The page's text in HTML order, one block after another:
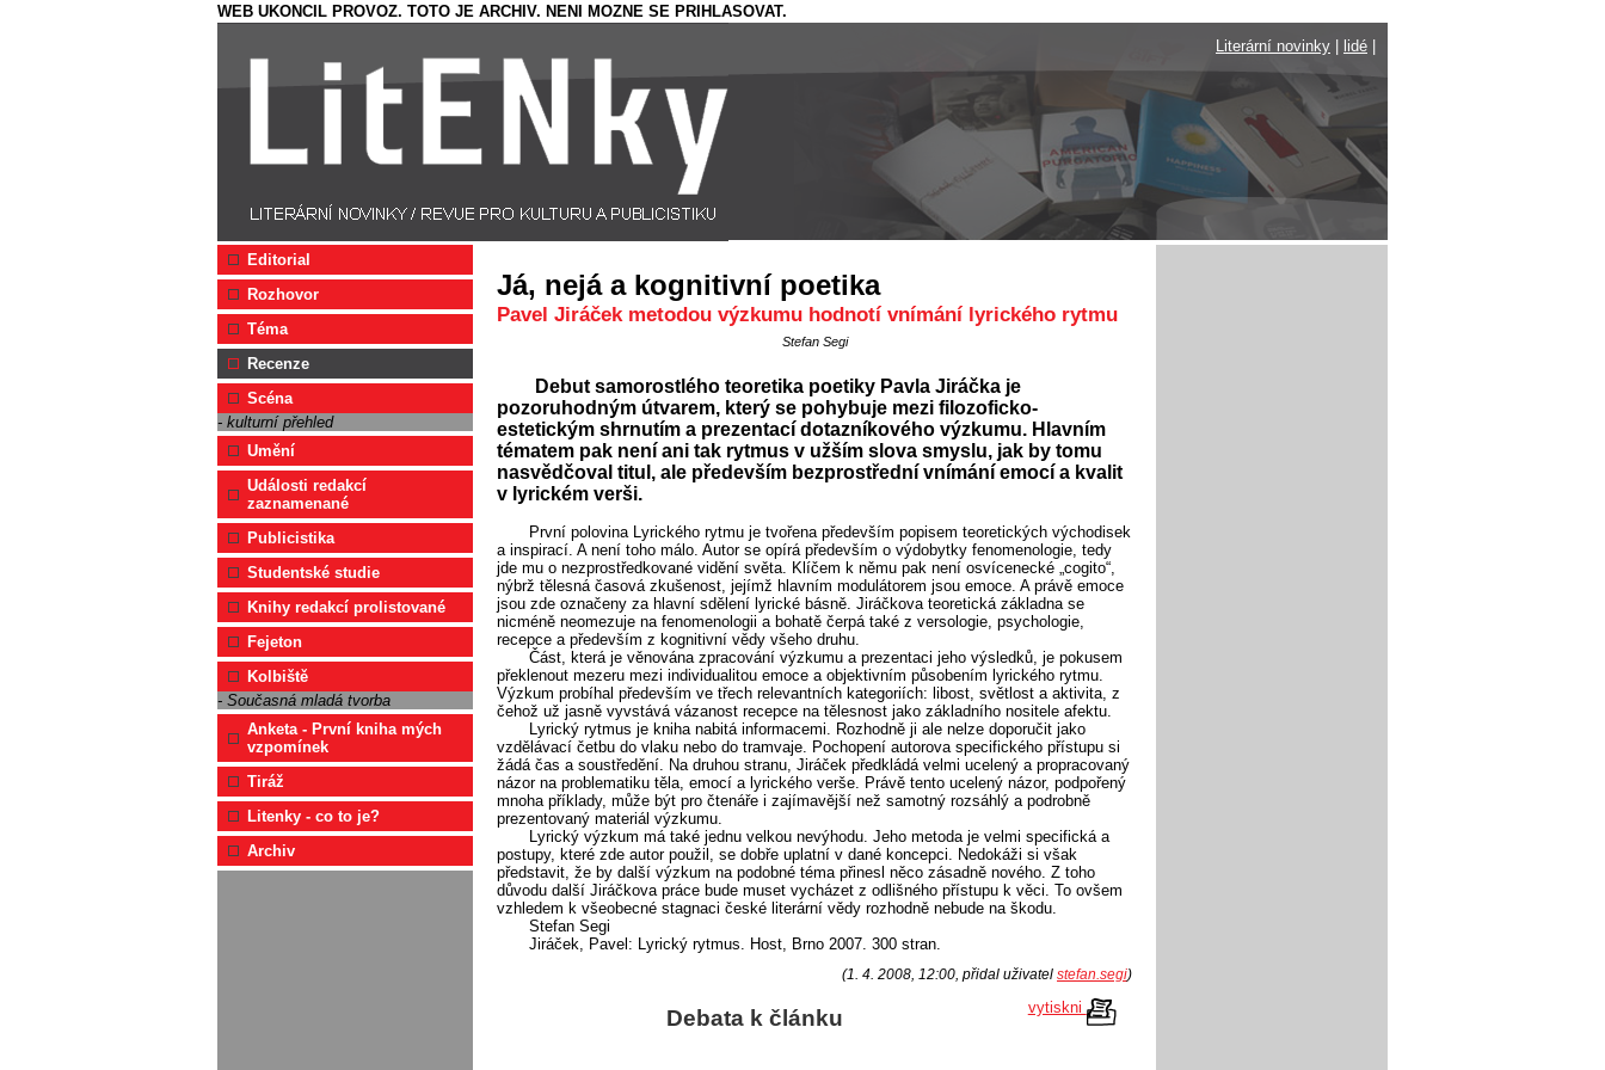
WEB UKONCIL PROVOZ. TOTO JE ARCHIV. NENI MOZNE SE PRIHLASOVAT.
Literární novinky
lidé
Editorial
Rozhovor
Téma
Recenze
Scéna
- kulturní přehled
Umění
Události redakcí
zaznamenané
Publicistika
Studentské studie
Knihy redakcí prolistované
Fejeton
Kolbiště
- Současná mladá tvorba
Anketa - První kniha mých
vzpomínek
Tiráž
Litenky - co to je?
Archiv
Já, nejá a kognitivní poetika
Pavel Jiráček metodou výzkumu hodnotí vnímání lyrického rytmu
Stefan Segi
Debut samorostlého teoretika poetiky Pavla Jiráčka je
pozoruhodným útvarem, který se pohybuje mezi filozoficko-
estetickým shrnutím a prezentací dotazníkového výzkumu. Hlavním
tématem pak není ani tak rytmus v užším slova smyslu, jak by tomu
nasvědčoval titul, ale především bezprostřední vnímání emocí a kvalit
v lyrickém verši.
První polovina Lyrického rytmu je tvořena především popisem teoretických východisek
a inspirací. A není toho málo. Autor se opírá především o výdobytky fenomenologie, tedy
jde mu o nezprostředkované vidění světa. Klíčem k němu pak není osvícenecké „cogito“,
nýbrž tělesná časová zkušenost, jejímž hlavním modulátorem jsou emoce. A právě emoce
jsou zde označeny za hlavní sdělení lyrické básně. Jiráčkova teoretická základna se
nicméně neomezuje na fenomenologii a bohatě čerpá také z versologie, psychologie,
recepce a především z kognitivní vědy všeho druhu.
Část, která je věnována zpracování výzkumu a prezentaci jeho výsledků, je pokusem
překlenout mezeru mezi individualitou emoce a objektivním působením lyrického rytmu.
Výzkum probíhal především ve třech relevantních kategoriích: libost, světlost a aktivita, z
čehož už jasně vyvstává vázanost recepce na tělesnost jako základního nositele afektu.
Lyrický rytmus je kniha nabitá informacemi. Rozhodně ji ale nelze doporučit jako
vzdělávací četbu do vlaku nebo do tramvaje. Pochopení autorova specifického přístupu si
žádá čas a soustředění. Na druhou stranu, Jiráček předkládá velmi ucelený a propracovaný
názor na problematiku těla, emocí a lyrického verše. Právě tento ucelený názor, podpořený
mnoha příklady, může být pro čtenáře i zajímavější než samotný rozsáhlý a podrobně
prezentovaný materiál výzkumu.
Lyrický výzkum má také jednu velkou nevýhodu. Jeho metoda je velmi specifická a
postupy, které zde autor použil, se dobře uplatní v dané koncepci. Nedokáži si však
představit, že by další výzkum na podobné téma přinesl něco zásadně nového. Z toho
důvodu další Jiráčkova práce bude muset vycházet z odlišného přístupu k věci. To ovšem
vzhledem k všeobecné stagnaci české literární vědy rozhodně nebude na škodu.
Stefan Segi
Jiráček, Pavel: Lyrický rytmus. Host, Brno 2007. 300 stran.
(1. 4. 2008, 12:00, přidal uživatel stefan.segi)
vytiskni
Debata k článku